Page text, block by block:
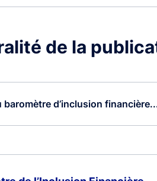
de la
d’inclusion